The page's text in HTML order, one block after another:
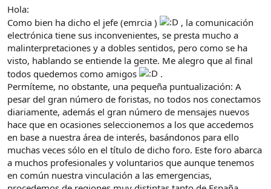
Hola:
Como bien ha dicho el jefe (emrcia )
, la comunicación
electrónica tiene sus inconvenientes, se presta mucho a
malinterpretaciones y a dobles sentidos, pero como se ha
visto, hablando se entiende la gente. Me alegro que al final
todos quedemos como amigos
.
Permíteme, no obstante, una pequeña puntualización: A
pesar del gran número de foristas, no todos nos conectamos
diariamente, además el gran número de mensajes nuevos
hace que en ocasiones seleccionemos a los que accedemos
en base a nuestra área de interés, basándonos para ello
muchas veces sólo en el título de dicho foro. Este foro abarca
a muchos profesionales y voluntarios que aunque tenemos
en común nuestra vinculación a las emergencias,